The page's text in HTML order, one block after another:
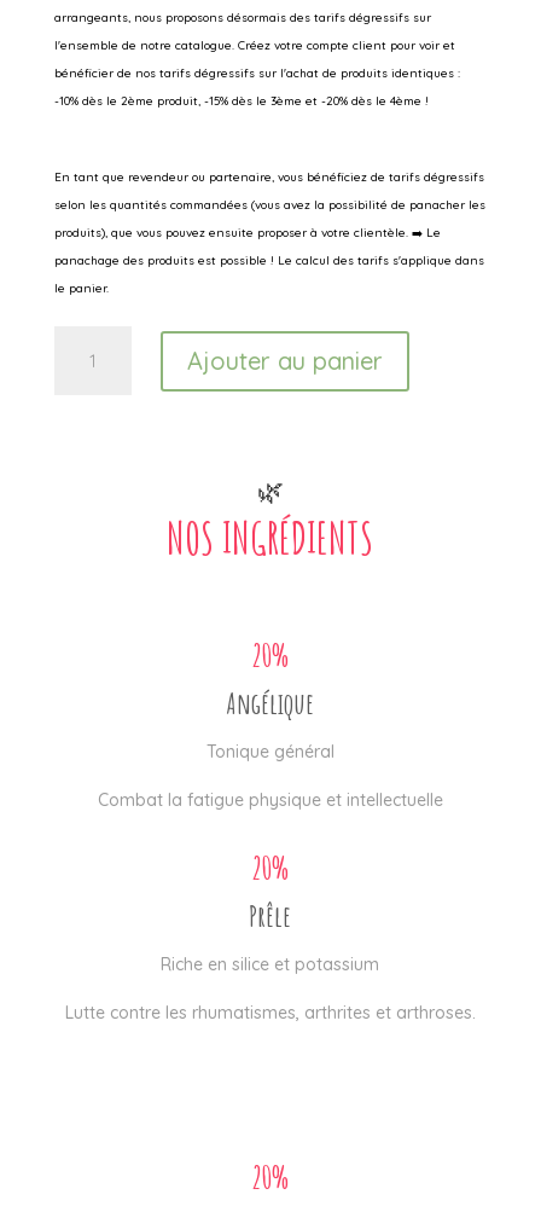
arrangeants, nous proposons désormais des tarifs dégressifs sur
l'ensemble de notre catalogue. Créez votre compte client pour voir et
bénéficier de nos tarifs dégressifs sur l'achat de produits identiques :
-10% dès le 2ème produit, -15% dès le 3ème et -20% dès le 4ème !
En tant que revendeur ou partenaire, vous bénéficiez de tarifs dégressifs
selon les quantités commandées (vous avez la possibilité de panacher les
produits), que vous pouvez ensuite proposer à votre clientèle. ➡️ Le
panachage des produits est possible ! Le calcul des tarifs s'applique dans
le panier.
Ajouter au panier
🌿
NOS INGRÉDIENTS
20%
Angélique
Tonique général
Combat la fatigue physique et intellectuelle
20%
Prêle
Riche en silice et potassium
Lutte contre les rhumatismes, arthrites et arthroses.
20%